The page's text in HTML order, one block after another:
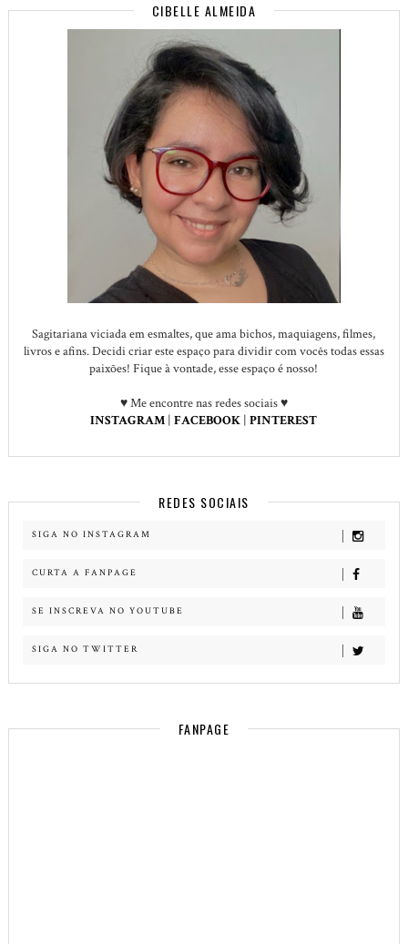
CIBELLE ALMEIDA
Sagitariana viciada em esmaltes, que ama bichos, maquiagens, filmes,
livros e afins. Decidi criar este espaço para dividir com vocês todas essas
paixões! Fique à vontade, esse espaço é nosso!
♥ Me encontre nas redes sociais ♥
INSTAGRAM |FACEBOOK | PINTEREST
REDES SOCIAIS
SIGA NO INSTAGRAM
CURTA A FANPAGE
SE INSCREVA NO YOUTUBE
SIGA NO TWITTER
FANPAGE